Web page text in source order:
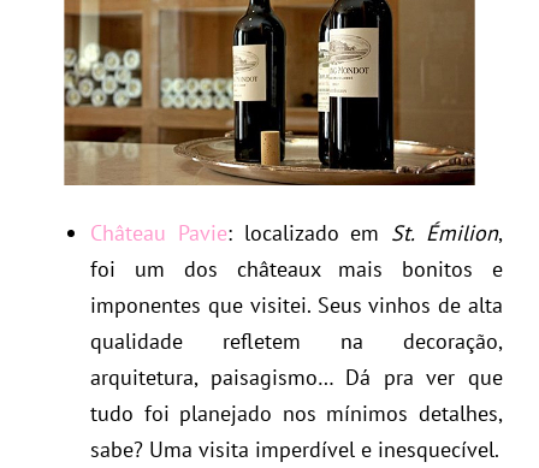
Château Pavie: localizado em St. Émilion,
foi um dos châteaux mais bonitos e
imponentes que visitei. Seus vinhos de alta
qualidade refletem na decoração,
arquitetura, paisagismo… Dá pra ver que
tudo foi planejado nos mínimos detalhes,
sabe? Uma visita imperdível e inesquecível.